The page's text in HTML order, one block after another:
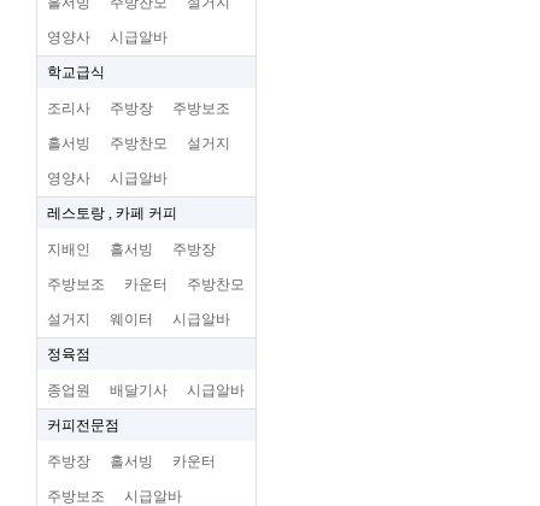
영양사 시급알바
학교급식
조리사 주방장 주방보조
홀서빙 주방찬모 설거지
영양사 시급알바
레스토랑 , 카페 커피
지배인 홀서빙 주방장
주방보조 카운터 주방찬모
설거지 웨이터 시급알바
정육점
종업원 배달기사 시급알바
커피전문점
주방장 홀서빙 카운터
주방보조 시급알바